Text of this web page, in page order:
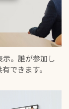
。誰が参加し
できます。